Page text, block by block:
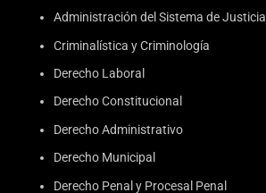
Administración del Sistema de Justicia
Criminalística y Criminología
Derecho Laboral
Derecho Constitucional
Derecho Administrativo
Derecho Municipal
Derecho Penal y Procesal Penal